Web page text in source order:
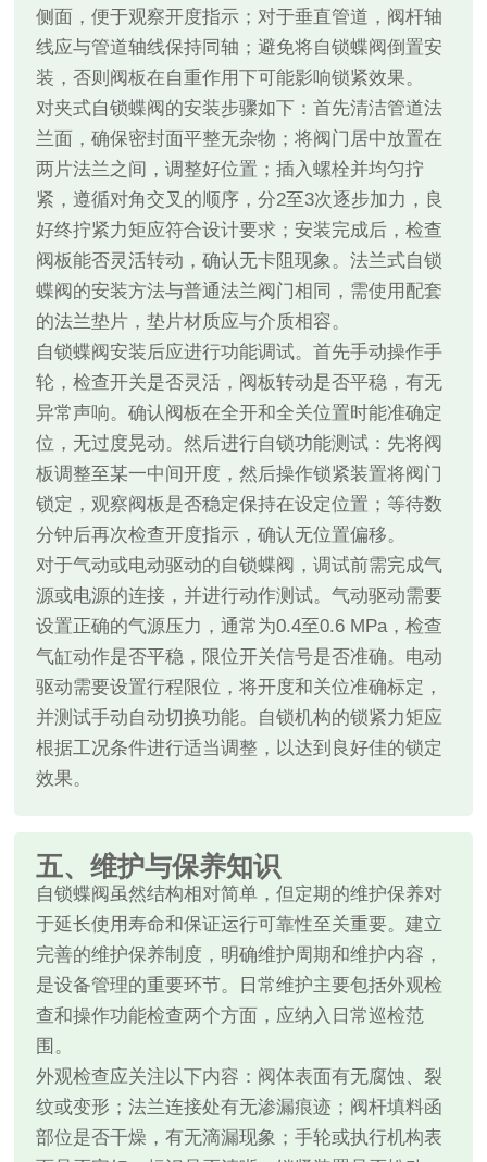
侧面，便于观察开度指示；对于垂直管道，阀杆轴
线应与管道轴线保持同轴；避免将自锁蝶阀倒置安
装，否则阀板在自重作用下可能影响锁紧效果。
对夹式自锁蝶阀的安装步骤如下：首先清洁管道法
兰面，确保密封面平整无杂物；将阀门居中放置在
两片法兰之间，调整好位置；插入螺栓并均匀拧
紧，遵循对角交叉的顺序，分2至3次逐步加力，良
好终拧紧力矩应符合设计要求；安装完成后，检查
阀板能否灵活转动，确认无卡阻现象。法兰式自锁
蝶阀的安装方法与普通法兰阀门相同，需使用配套
的法兰垫片，垫片材质应与介质相容。
自锁蝶阀安装后应进行功能调试。首先手动操作手
轮，检查开关是否灵活，阀板转动是否平稳，有无
异常声响。确认阀板在全开和全关位置时能准确定
位，无过度晃动。然后进行自锁功能测试：先将阀
板调整至某一中间开度，然后操作锁紧装置将阀门
锁定，观察阀板是否稳定保持在设定位置；等待数
分钟后再次检查开度指示，确认无位置偏移。
对于气动或电动驱动的自锁蝶阀，调试前需完成气
源或电源的连接，并进行动作测试。气动驱动需要
设置正确的气源压力，通常为0.4至0.6 MPa，检查
气缸动作是否平稳，限位开关信号是否准确。电动
驱动需要设置行程限位，将开度和关位准确标定，
并测试手动自动切换功能。自锁机构的锁紧力矩应
根据工况条件进行适当调整，以达到良好佳的锁定
效果。
五、维护与保养知识
自锁蝶阀虽然结构相对简单，但定期的维护保养对
于延长使用寿命和保证运行可靠性至关重要。建立
完善的维护保养制度，明确维护周期和维护内容，
是设备管理的重要环节。日常维护主要包括外观检
查和操作功能检查两个方面，应纳入日常巡检范
围。
外观检查应关注以下内容：阀体表面有无腐蚀、裂
纹或变形；法兰连接处有无渗漏痕迹；阀杆填料函
部位是否干燥，有无滴漏现象；手轮或执行机构表